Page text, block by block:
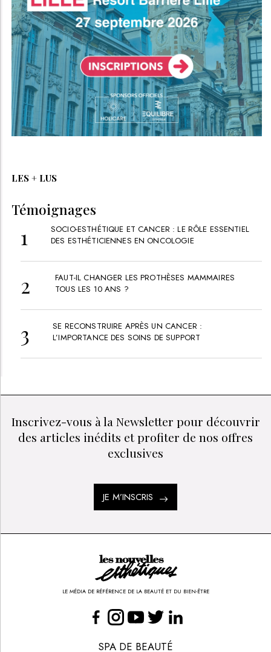
LES + LUS
Témoignages
FAUT-IL CHANGER LES PROTHÈSES MAMMAIRES
TOUS LES 10 ANS ?
Inscrivez-vous à la Newsletter pour découvrir
des articles inédits et profiter de nos offres
exclusives